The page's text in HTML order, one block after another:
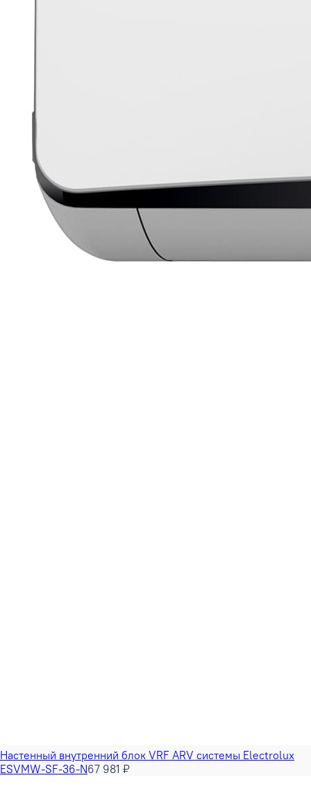
Настенный внутренний блок VRF ARV системы Electrolux
ESVMW-SF-36-N67 981 ₽